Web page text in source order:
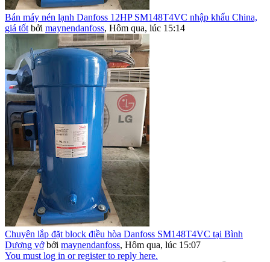
Bán máy nén lạnh Danfoss 12HP SM148T4VC nhập khẩu China,
giá tốt bởi maynendanfoss, Hôm qua, lúc 15:14
Chuyên lắp đặt block điều hòa Danfoss SM148T4VC tại Bình
Dương vớ bởi maynendanfoss, Hôm qua, lúc 15:07
You must log in or register to reply here.